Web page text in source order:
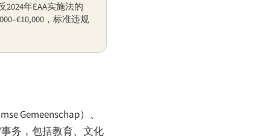
年EAA实施法的
，标准违规
Gemeenschap）、
务，包括教育、文化